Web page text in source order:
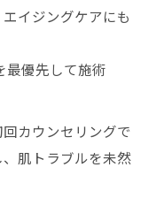
イジングケアにも
最優先して施術
カウンセリングで
肌トラブルを未然